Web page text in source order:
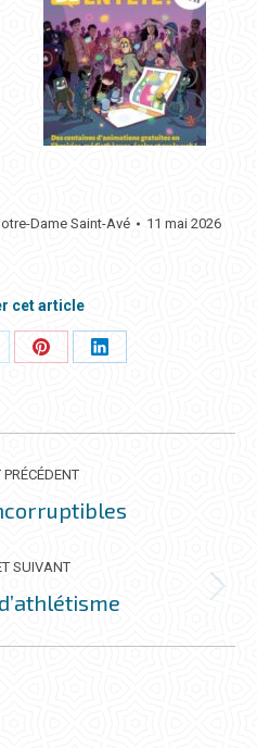
Dame Saint-Avé 11 mai 2026
cet article
PartagerPartager
Onglet
SUIVANT
Onglet